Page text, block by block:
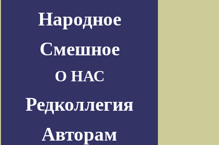
Народное
Смешное
О НАС
Редколлегия
Авторам